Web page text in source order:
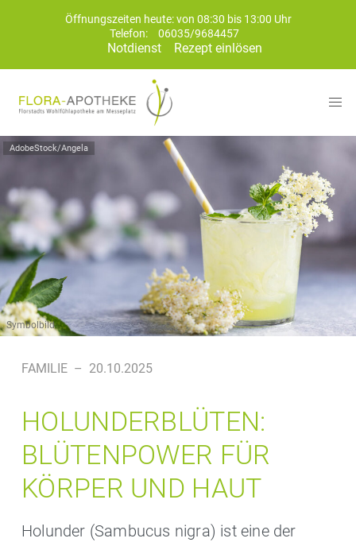
Öffnungszeiten heute: von 08:30 bis 13:00 Uhr
Telefon:
06035/9684457
Notdienst Rezept einlösen
AdobeStock/Angela
Symbolbild
FAMILIE – 20.10.2025
HOLUNDERBLÜTEN:
BLÜTENPOWER FÜR
KÖRPER UND HAUT
Holunder (Sambucus nigra) ist eine der